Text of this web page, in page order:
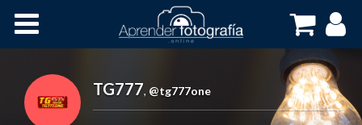
Cursos OnLine
TG777, @tg777one